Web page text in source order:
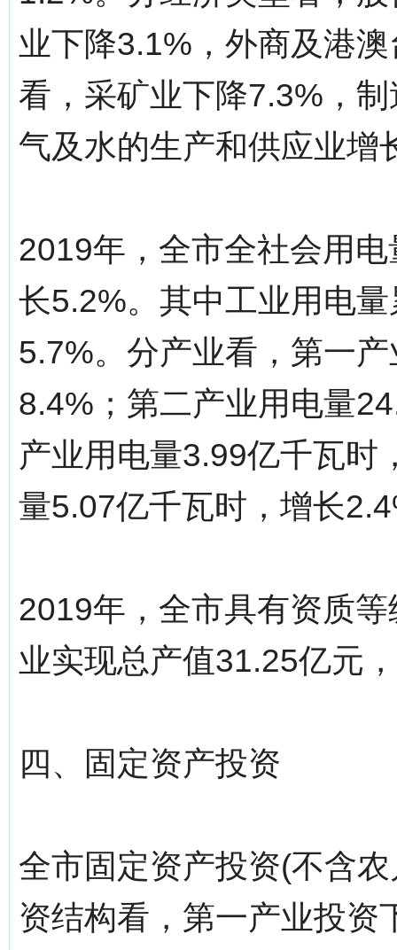
业下降3.1%，外商及港
看，采矿业下降7.3%，
气及水的生产和供应业增
2019年，全市全社会用
长5.2%。其中工业用电
5.7%。分产业看，第一
8.4%；第二产业用电量
产业用电量3.99亿千瓦时
量5.07亿千瓦时，增长
2019年，全市具有资质
业实现总产值31.25亿元
四、固定资产投资
全市固定资产投资(不含
资结构看，第一产业投资